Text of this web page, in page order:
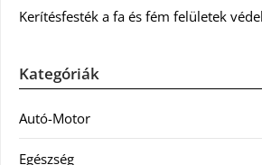
Kerítésfesték a fa és fém felületek
Kategóriák
Autó-Motor
Egészség